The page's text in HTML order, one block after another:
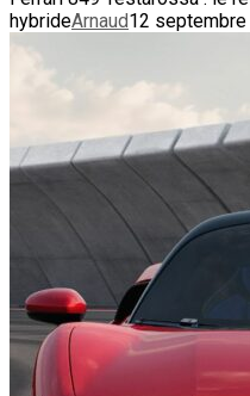
hybrideArnaud12